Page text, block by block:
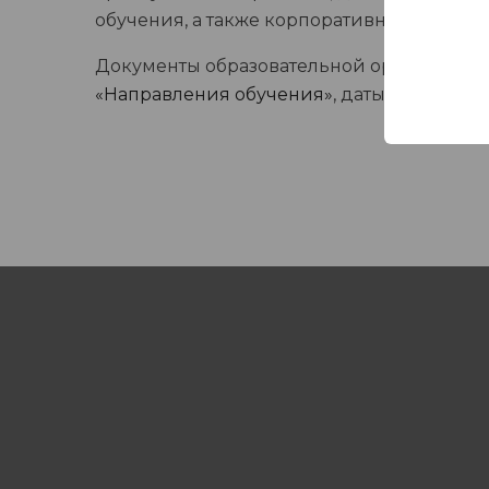
обучения, а также корпоративных групп
Документы образовательной
«Направления обучения», даты